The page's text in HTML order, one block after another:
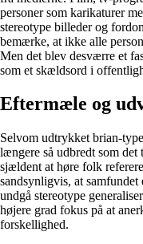
personer som karikaturer
stereotype billeder og
bemærke, at ikke alle
Men det blev desværre et
som et skældsord i
Eftermæle og
Selvom udtrykket brian-
længere så udbredt som
sjældent at høre folk
sandsynligvis, at
undgå stereotype
højere grad fokus på at
forskellighed.